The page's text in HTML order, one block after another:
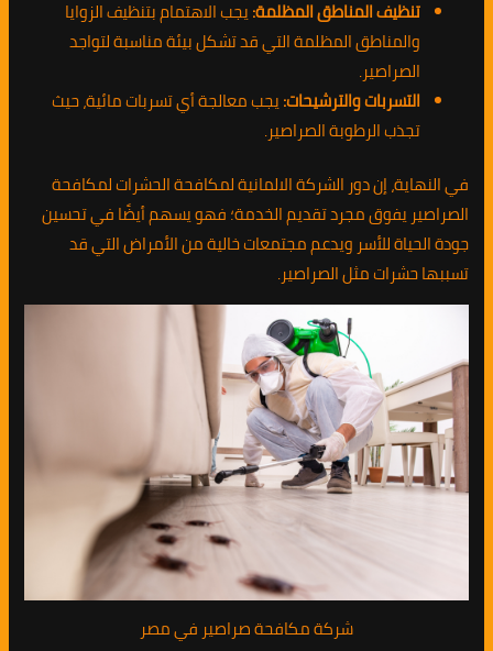
تنظيف المناطق المظلمة:يجب الاهتمام بتنظيف الزوايا
والمناطق المظلمة التي قد تشكل بيئة مناسبة لتواجد
الصراصير.
التسربات والترشيحات:يجب معالجة أي تسربات مائية، حيث
تجذب الرطوبة الصراصير.
في النهاية، إن دور الشركة الالمانية لمكافحة الحشرات لمكافحة
الصراصير يفوق مجرد تقديم الخدمة؛ فهو يسهم أيضًا في تحسين
جودة الحياة للأسر ويدعم مجتمعات خالية من الأمراض التي قد
تسببها حشرات مثل الصراصير.
شركة مكافحة صراصير في مصر